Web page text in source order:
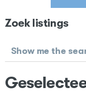
Zoek listings
Show me the